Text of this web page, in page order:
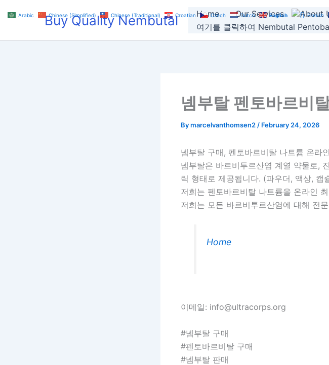
Buy Quality Nembutal Home Our Services About
여기를 클릭하여 Nembutal
넴부탈 펜토바르비
Bymarcelvanthomsen2 / February 24, 2026
넴부탈 구매, 펜토바르비탈 나트륨 온라
넴부탈은 바르비투르산염 계열 약물로,
릭 형태로 제공됩니다. (파우더, 액상, 캡
저희는 펜토바르비탈 나트륨을 온라인
저희는 모든 바르비투르산염에 대해 전
Home
이메일: info@ultracorps.org
#넴부탈 구매
#펜토바르비탈 구매
#넴부탈 판매
Arabic Chinese (Simplified) Chinese (Traditional) Croatian Czech Dutch English Finnish